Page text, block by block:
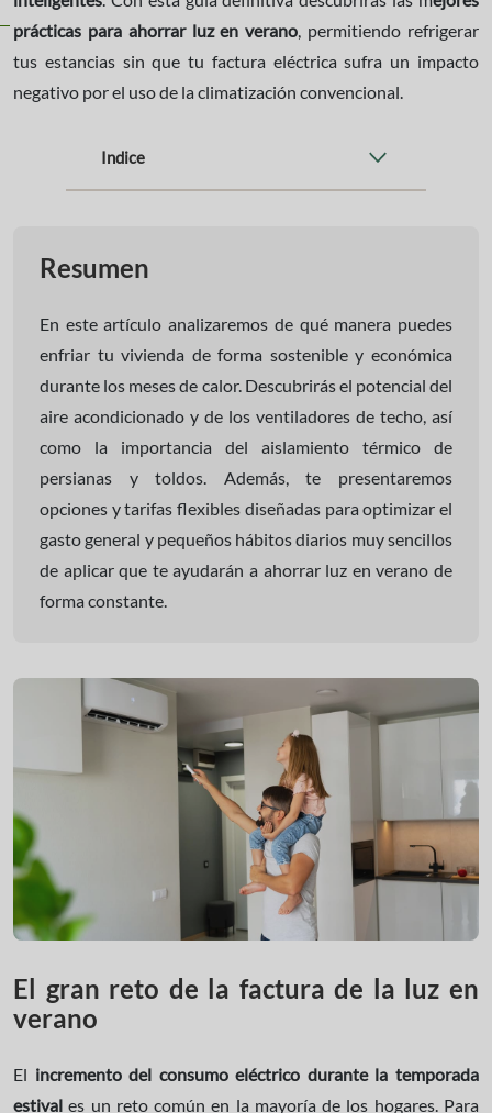
prácticas para ahorrar luz en verano, permitiendo refrigerar
tus estancias sin que tu factura eléctrica sufra un impacto
negativo por el uso de la climatización convencional.
Indice
Resumen
En este artículo analizaremos de qué manera puedes
enfriar tu vivienda de forma sostenible y económica
durante los meses de calor. Descubrirás el potencial del
aire acondicionado y de los ventiladores de techo, así
como la importancia del aislamiento térmico de
persianas y toldos. Además, te presentaremos
opciones y tarifas flexibles diseñadas para optimizar el
gasto general y pequeños hábitos diarios muy sencillos
de aplicar que te ayudarán a ahorrar luz en verano de
forma constante.
El gran reto de la factura de la luz en
verano
El incremento del consumo eléctrico durante la temporada
estivales un reto común en la mayoría de los hogares. Para